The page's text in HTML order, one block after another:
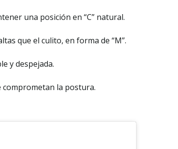
una posición en “C” natural.
que el culito, en forma de “M”.
y despejada.
la postura.